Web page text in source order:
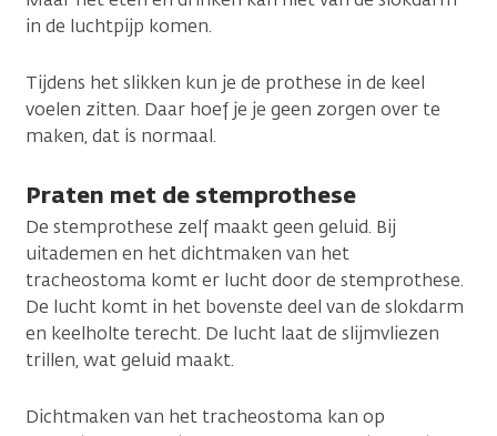
in de luchtpijp komen.
Tijdens het slikken kun je de prothese in de keel
voelen zitten. Daar hoef je je geen zorgen over te
maken, dat is normaal.
Praten met de stemprothese
De stemprothese zelf maakt geen geluid. Bij
uitademen en het dichtmaken van het
tracheostoma komt er lucht door de stemprothese.
De lucht komt in het bovenste deel van de slokdarm
en keelholte terecht. De lucht laat de slijmvliezen
trillen, wat geluid maakt.
Dichtmaken van het tracheostoma kan op